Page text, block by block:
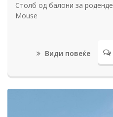
Столб од балони за
Mouse
Види повеќе